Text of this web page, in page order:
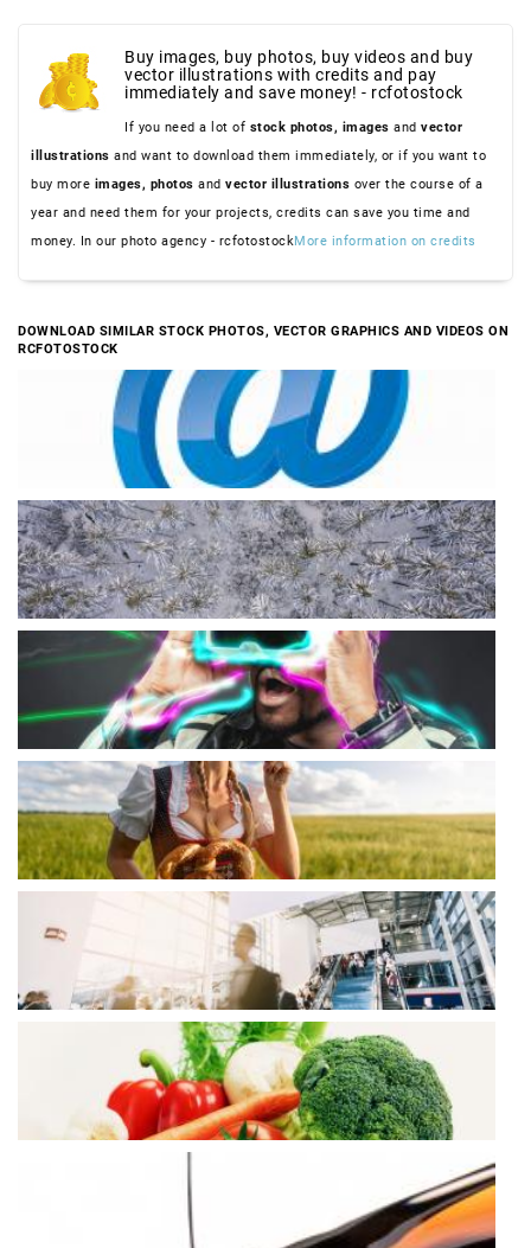
Buy images, buy photos, buy videos and buy
vector illustrations with credits and pay
immediately and save money! - rcfotostock
If you need a lot of stock photos, images and vector
illustrations and want to download them immediately, or if you want to
buy more images, photos and vector illustrations over the course of a
year and need them for your projects, credits can save you time and
money. In our photo agency - rcfotostockMore information on credits
DOWNLOAD SIMILAR STOCK PHOTOS, VECTOR GRAPHICS AND VIDEOS ON
RCFOTOSTOCK